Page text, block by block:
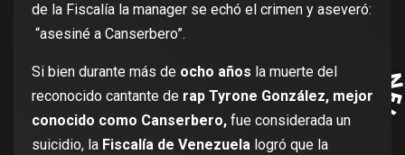
de la Fiscalía la manager se echó el crimen y aseveró:
“asesiné a Canserbero”.
Si bien durante más de ocho años la muerte del
reconocido cantante de rap Tyrone González, mejor
conocido como Canserbero, fue considerada un
suicidio, la Fiscalía de Venezuela logró que la